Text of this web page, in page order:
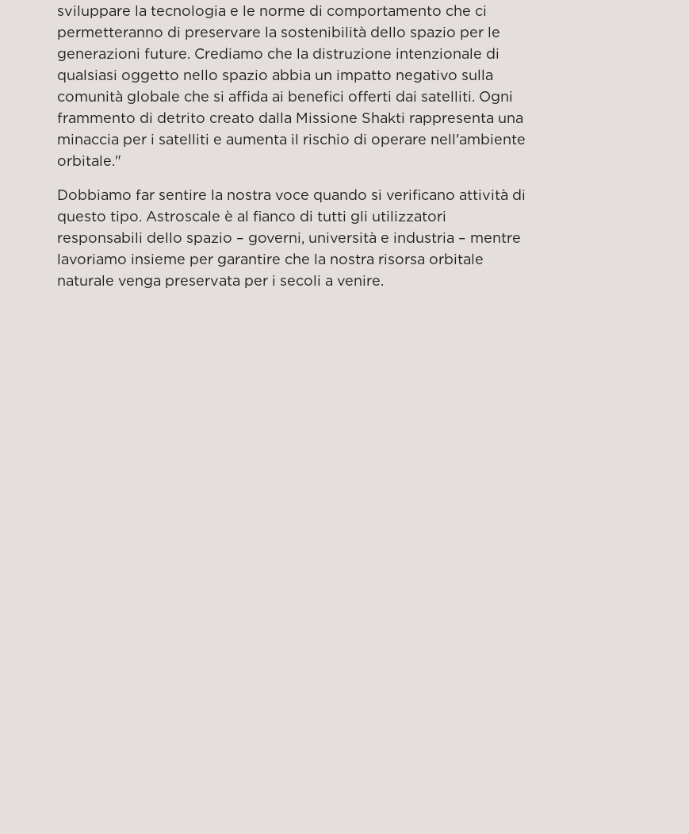
sviluppare la tecnologia e le norme di comportamento che ci
permetteranno di preservare la sostenibilità dello spazio per le
generazioni future. Crediamo che la distruzione intenzionale di
qualsiasi oggetto nello spazio abbia un impatto negativo sulla
comunità globale che si affida ai benefici offerti dai satelliti. Ogni
frammento di detrito creato dalla Missione Shakti rappresenta una
minaccia per i satelliti e aumenta il rischio di operare nell'ambiente
orbitale."
Dobbiamo far sentire la nostra voce quando si verificano attività di
questo tipo. Astroscale è al fianco di tutti gli utilizzatori
responsabili dello spazio – governi, università e industria – mentre
lavoriamo insieme per garantire che la nostra risorsa orbitale
naturale venga preservata per i secoli a venire.